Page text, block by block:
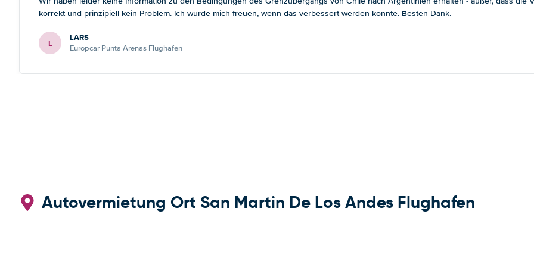
korrekt und prinzipiell kein Problem. Ich würde mich freuen, wenn das verbessert werden könnte. Besten Dank.
L LARS
Europcar Punta Arenas Flughafen
Autovermietung Ort San Martin De Los Andes Flughafen